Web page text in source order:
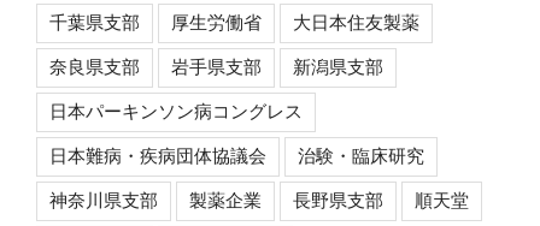
千葉県支部 厚生労働省 大日本住友製薬
奈良県支部 岩手県支部 新潟県支部
日本パーキンソン病コングレス
日本難病・疾病団体協議会 治験・臨床研究
神奈川県支部 製薬企業 長野県支部 順天堂